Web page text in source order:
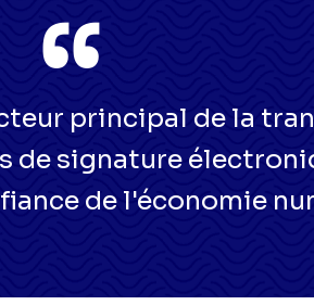
principal de la
de signature
de l'économie